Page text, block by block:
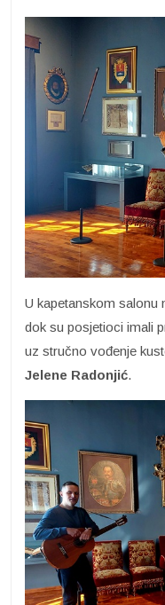
U kapetanskom salonu
dok su posjetioci imali
uz stručno vođenje
Jelene Radonjić.